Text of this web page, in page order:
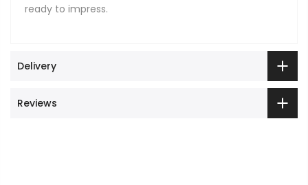
ready to impress.
Delivery
Reviews